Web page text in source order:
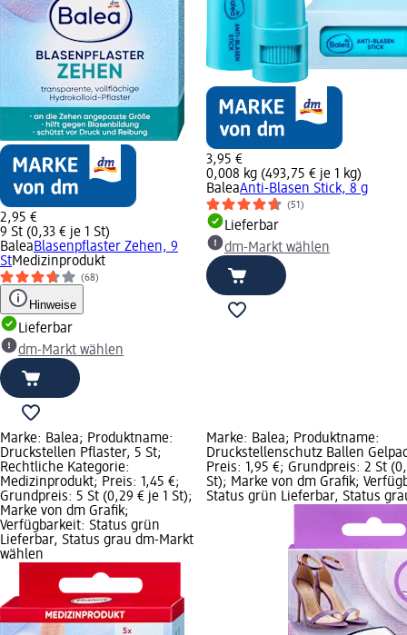
2,95 €
9 St (0,33 € je 1 St)
BaleaBlasenpflaster Zehen, 9
StMedizinprodukt
(68)
Hinweise
Lieferbar
dm-Markt wählen
3,95 €
0,008 kg (493,75 € je 1 kg)
BaleaAnti-Blasen Stick, 8 g
(51)
Lieferbar
dm-Markt wählen
Marke: Balea; Produktname:
Druckstellen Pflaster, 5 St;
Rechtliche Kategorie:
Medizinprodukt; Preis: 1,45 €;
Grundpreis: 5 St (0,29 € je 1 St);
Marke von dm Grafik;
Verfügbarkeit: Status grün
Lieferbar, Status grau dm-Markt
wählen
Marke: Balea; Produktname:
Druckstellenschutz Ballen
Preis: 1,95 €; Grundpreis: 2 St
St); Marke von dm Grafik;
Status grün Lieferbar, Status